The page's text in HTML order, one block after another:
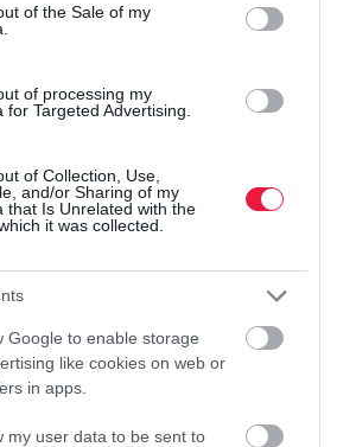
of the Sale of my
of processing my
for Targeted Advertising.
of Collection, Use,
and/or Sharing of my
that Is Unrelated with the
it was collected.
Google to enable storage
like cookies on web or
in apps.
my user data to be sent to
a kenyér ára
nehezebben viselik a kenyér magas árát,
lehet ez a pékáru a közeljövőben.